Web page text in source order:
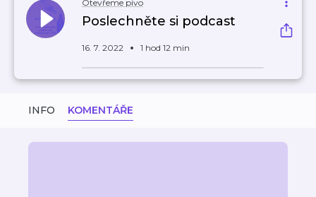
Otevřeme pivo
Poslechněte si podcast
16. 7. 2022 1 hod 12 min
INFO KOMENTÁŘE